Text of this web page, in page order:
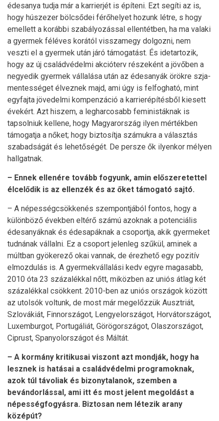
édesanya tudja már a karrierjét is építeni. Ezt segíti az is,
hogy húszezer bölcsődei férőhelyet hozunk létre, s hogy
emellett a korábbi szabályozással ellentétben, ha ma valaki
a gyermek féléves korától visszamegy dolgozni, nem
veszti el a gyermek után járó támogatást. És idetartozik,
hogy az új családvédelmi akcióterv részeként a jövőben a
negyedik gyermek vállalása után az édesanyák örökre szja-
mentességet élveznek majd, ami úgy is felfogható, mint
egyfajta jövedelmi kompenzáció a karrierépítésből kiesett
évekért. Azt hiszem, a legharcosabb feministáknak is
tapsol­niuk kellene, hogy Magyarország ilyen mértékben
támogatja a nőket; hogy biztosítja számukra a választás
szabadságát és lehetőségét. De persze ők ilyenkor mélyen
hallgatnak.
– Ennek ellenére tovább fogyunk, amin előszeretettel
élcelődik is az ellenzék és az őket támogató sajtó.
– A népességcsökkenés szempontjából fontos, hogy a
különböző években eltérő számú azoknak a potenciális
édesanyáknak és édesapáknak a csoportja, akik gyermeket
tudnának vállalni. Ez a csoport jelenleg szűkül, aminek a
múltban gyökerező okai vannak, de érezhető egy pozitív
elmozdulás is. A gyermekvállalási kedv egyre magasabb,
2010 óta 23 százalékkal nőtt, miközben az uniós átlag két
százalékkal csökkent. 2010-ben az uniós országok között
az utolsók voltunk, de most már megelőzzük Ausztriát,
Szlovákiát, Finnországot, Lengyelországot, Horvátországot,
Luxemburgot, Portugáliát, Görögországot, Olaszországot,
Ciprust, Spanyolországot és Máltát.
– A kormány kritikusai viszont azt mondják, hogy ha
lesznek is hatásai a családvédelmi programoknak,
azok túl távoliak és bizonytalanok, szemben a
bevándorlással, ami itt és most jelent megoldást a
népességfogyásra. Biztosan nem létezik arany
középút?